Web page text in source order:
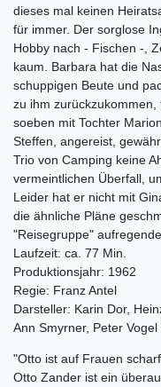
dieses mal keinen
für immer. Der sorglose
Hobby nach - Fischen -,
kaum. Barbara hat die
schuppigen Beute und
zu ihm zurückzukommen,
soeben mit Tochter
Steffen, angereist,
Trio von Camping keine
vermeintlichen Überfall,
Leider hat er nicht mit
die ähnliche Pläne
"Reisegruppe"
Laufzeit: ca. 77 Min.
Produktionsjahr: 1962
Regie: Franz Antel
Darsteller: Karin Dor,
Ann Smyrner, Peter Vogel
"Otto ist auf Frauen
Otto Zander ist ein